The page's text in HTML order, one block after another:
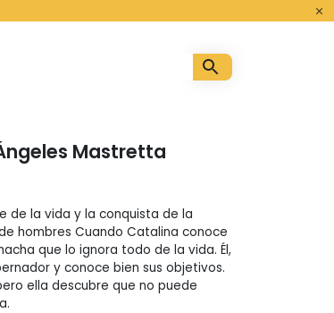
Mastretta
de la vida y la conquista de la
hombres Cuando Catalina conoce
que lo ignora todo de la vida. Él,
y conoce bien sus objetivos.
ella descubre que no puede